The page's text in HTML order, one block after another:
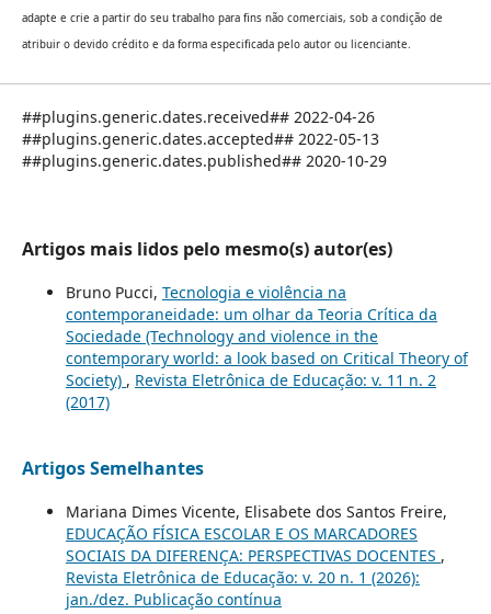
adapte e crie a partir do seu trabalho para fins não comerciais, sob a condição de
atribuir o devido crédito e da forma especificada pelo autor ou licenciante.
##plugins.generic.dates.received## 2022-04-26
##plugins.generic.dates.accepted## 2022-05-13
##plugins.generic.dates.published## 2020-10-29
Artigos mais lidos pelo mesmo(s) autor(es)
Bruno Pucci, Tecnologia e violência na
contemporaneidade: um olhar da Teoria Crítica da
Sociedade (Technology and violence in the
contemporary world: a look based on Critical Theory of
Society) , Revista Eletrônica de Educação: v. 11 n. 2
(2017)
Artigos Semelhantes
Mariana Dimes Vicente, Elisabete dos Santos Freire,
EDUCAÇÃO FÍSICA ESCOLAR E OS MARCADORES
SOCIAIS DA DIFERENÇA: PERSPECTIVAS DOCENTES ,
Revista Eletrônica de Educação: v. 20 n. 1 (2026):
jan./dez. Publicação contínua